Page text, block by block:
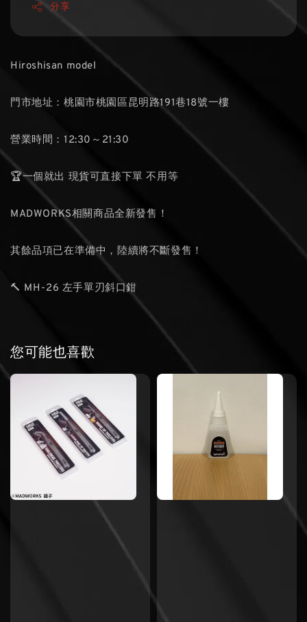
分享
Hiroshisan model
門市地址：桃園市桃園區昆明路191巷18號一樓
營業時間：12:30～21:30
🏆一個就出 現貨可直接下單 不用等
MADWORKS相關商品全新發售！
其餘品項已在準備中，陸續將不斷發售！
🔨 MH-26 左手單刃斜口鉗
您可能也喜歡